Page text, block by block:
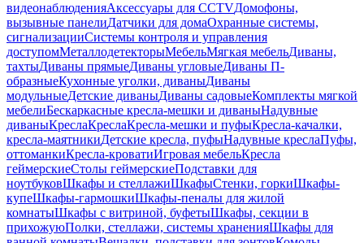
видеонаблюденияАксессуары для CCTVДомофоны,
вызывные панелиДатчики для домаОхранные системы,
сигнализацииСистемы контроля и управления
доступомМеталлодетекторыМебельМягкая мебельДиваны,
тахтыДиваны прямыеДиваны угловыеДиваны П-
образныеКухонные уголки, диваныДиваны
модульныеДетские диваныДиваны садовыеКомплекты мягкой
мебелиБескаркасные кресла-мешки и диваныНадувные
диваныКреслаКреслаКресла-мешки и пуфыКресла-качалки,
кресла-маятникиДетские кресла, пуфыНадувные креслаПуфы,
оттоманкиКресла-кроватиИгровая мебельКресла
геймерскиеСтолы геймерскиеПодставки для
ноутбуковШкафы и стеллажиШкафыСтенки, горкиШкафы-
купеШкафы-гармошкиШкафы-пеналы для жилой
комнатыШкафы с витриной, буфетыШкафы, секции в
прихожуюПолки, стеллажи, системы храненияШкафы для